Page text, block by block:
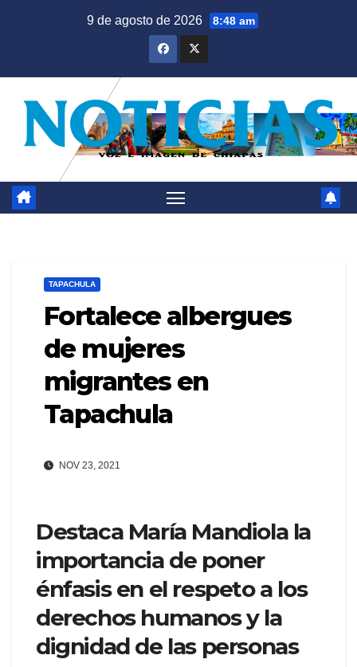
9 de agosto de 2026 8:48 am
TAPACHULA
Fortalece albergues
de mujeres
migrantes en
Tapachula
NOV 23, 2021
Destaca María Mandiola la
importancia de poner
énfasis en el respeto a los
derechos humanos y la
dignidad de las personas